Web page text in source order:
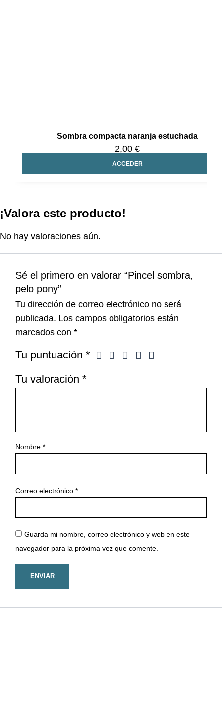
2,00 €
ACCEDER
No hay valoraciones aún.
pelo pony”
Tu dirección de correo electrónico no será
publicada. Los campos obligatorios están
marcados con *
Tu valoración
Nombre*
Correo electrónico*
Guarda mi nombre, correo electrónico y web en este
navegador para la próxima vez que comente.